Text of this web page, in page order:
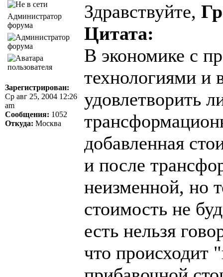
Администратор
форума
Зарегистрирован:
Ср авг 25, 2004 12:26
am
Сообщения: 1052
Откуда: Москва
Здравствуйте,
Цитата:
В экономике с
технологиями
удовлетворить
добавленная
и после
неизменной, но
стоимость не
есть нельзя
что происходит